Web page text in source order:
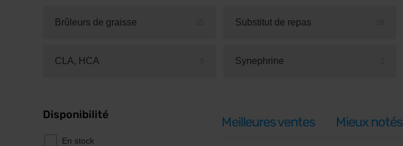
Brûleurs de graisse Substitut de repas
CLA, HCA Synephrine
Disponibilité
En stock
Meilleures ventes Mieux notés